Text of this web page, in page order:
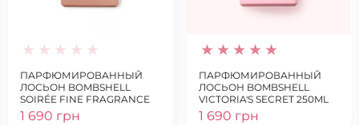
ПАРФЮМИРОВАННЫЙ
ЛОСЬОН BOMBSHELL
SOIRÉE FINE FRAGRANCE
LOTION
1 690 грн
ПАРФЮМИРОВАННЫЙ
ЛОСЬОН BOMBSHELL
VICTORIA'S SECRET 250ML
1 690 грн